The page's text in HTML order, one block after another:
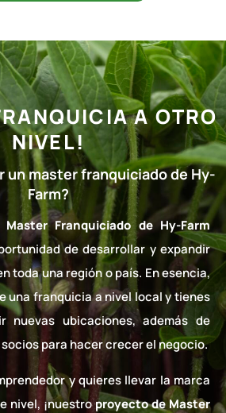
A OTRO
NIVEL!
un master franquiciado de Hy-
Farm?
Master Franquiciado de Hy-Farm
de desarrollar y expandir
toda una región o país. En esencia,
una franquicia a nivel local y tienes
nuevas ubicaciones, además de
para hacer crecer el negocio.
y quieres llevar la marca
nivel, ¡nuestroproyecto de Master